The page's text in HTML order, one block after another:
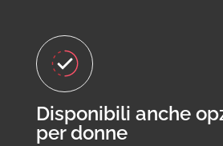
Disponibili anche
per donne